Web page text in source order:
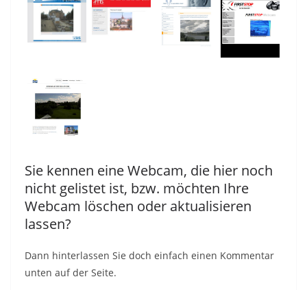
Sie kennen eine Webcam, die hier noch
nicht gelistet ist, bzw. möchten Ihre
Webcam löschen oder aktualisieren
lassen?
Dann hinterlassen Sie doch einfach einen Kommentar
unten auf der Seite.